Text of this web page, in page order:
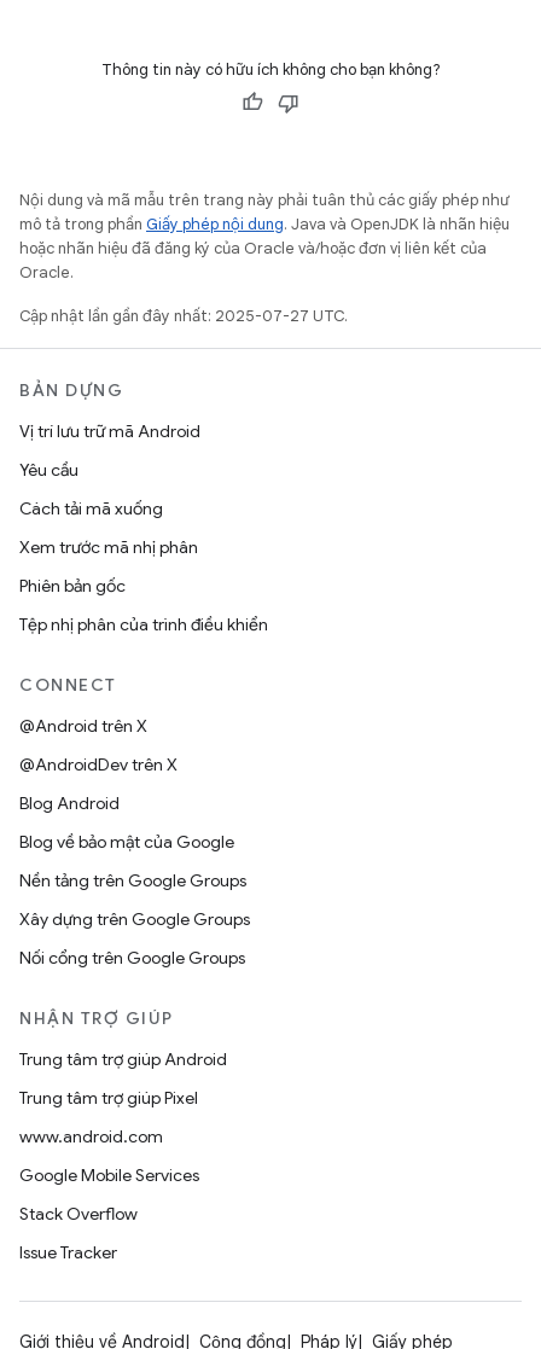
Thông tin này có hữu ích không cho bạn không?
Nội dung và mã mẫu trên trang này phải tuân thủ các giấy phép như
mô tả trong phần Giấy phép nội dung. Java và OpenJDK là nhãn hiệu
hoặc nhãn hiệu đã đăng ký của Oracle và/hoặc đơn vị liên kết của
Oracle.
Cập nhật lần gần đây nhất: 2025-07-27 UTC.
BẢN DỰNG
Vị trí lưu trữ mã Android
Yêu cầu
Cách tải mã xuống
Xem trước mã nhị phân
Phiên bản gốc
Tệp nhị phân của trình điều khiển
CONNECT
@Android trên X
@AndroidDev trên X
Blog Android
Blog về bảo mật của Google
Nền tảng trên Google Groups
Xây dựng trên Google Groups
Nối cổng trên Google Groups
NHẬN TRỢ GIÚP
Trung tâm trợ giúp Android
Trung tâm trợ giúp Pixel
www.android.com
Google Mobile Services
Stack Overflow
Issue Tracker
Giới thiệu về Android Cộng đồng Pháp lý Giấy phép